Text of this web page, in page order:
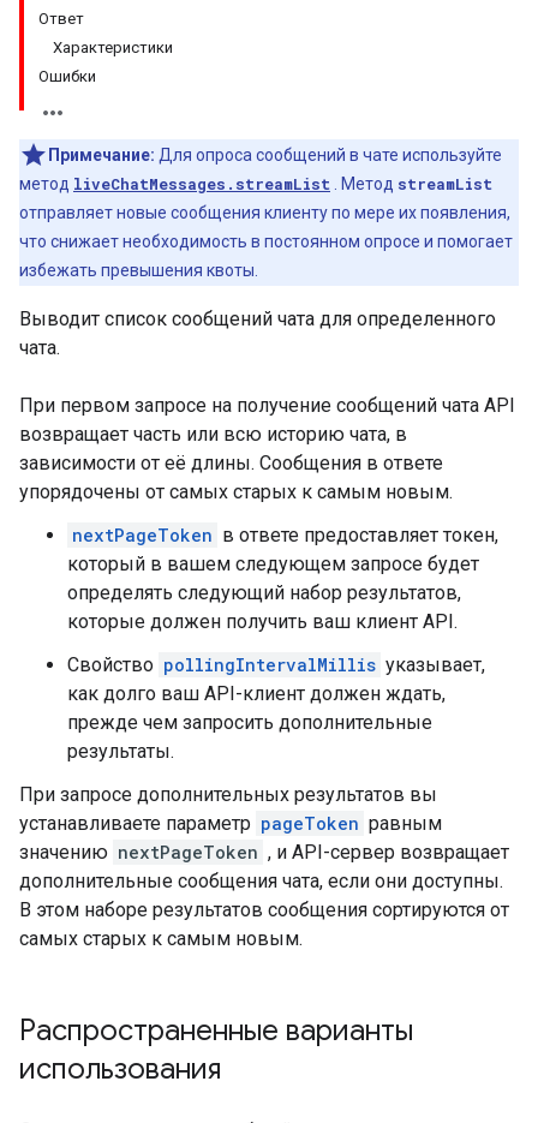
Ответ
Характеристики
Ошибки
Примечание: Для опроса сообщений в чате используйте
метод liveChatMessages.streamList . Метод streamList
отправляет новые сообщения клиенту по мере их появления,
что снижает необходимость в постоянном опросе и помогает
избежать превышения квоты.
Выводит список сообщений чата для определенного
чата.
При первом запросе на получение сообщений чата API
возвращает часть или всю историю чата, в
зависимости от её длины. Сообщения в ответе
упорядочены от самых старых к самым новым.
nextPageToken в ответе предоставляет токен,
который в вашем следующем запросе будет
определять следующий набор результатов,
которые должен получить ваш клиент API.
Свойство pollingIntervalMillis указывает,
как долго ваш API-клиент должен ждать,
прежде чем запросить дополнительные
результаты.
При запросе дополнительных результатов вы
устанавливаете параметр pageToken равным
значению nextPageToken , и API-сервер возвращает
дополнительные сообщения чата, если они доступны.
В этом наборе результатов сообщения сортируются от
самых старых к самым новым.
Распространенные варианты
использования